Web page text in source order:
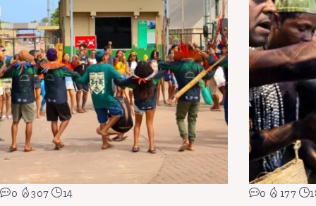
0 307 14 0 177